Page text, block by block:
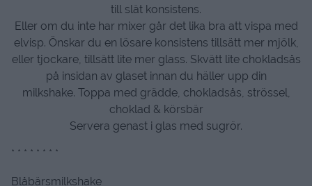
till slät konsistens.
Eller om du inte har mixer går det lika bra att vispa med
elvisp. Önskar du en lösare konsistens tillsätt mer mjölk,
eller tjockare, tillsätt lite mer glass. Skvätt lite chokladsås
på insidan av glaset innan du häller upp din
milkshake. Toppa med grädde, chokladsås, strössel,
choklad & körsbär
Servera genast i glas med sugrör.
* * * * * * * *
Blåbärsmilkshake